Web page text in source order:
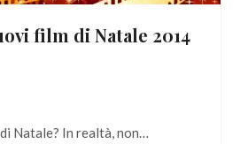
film di Natale 2014
Natale? In realtà, non…